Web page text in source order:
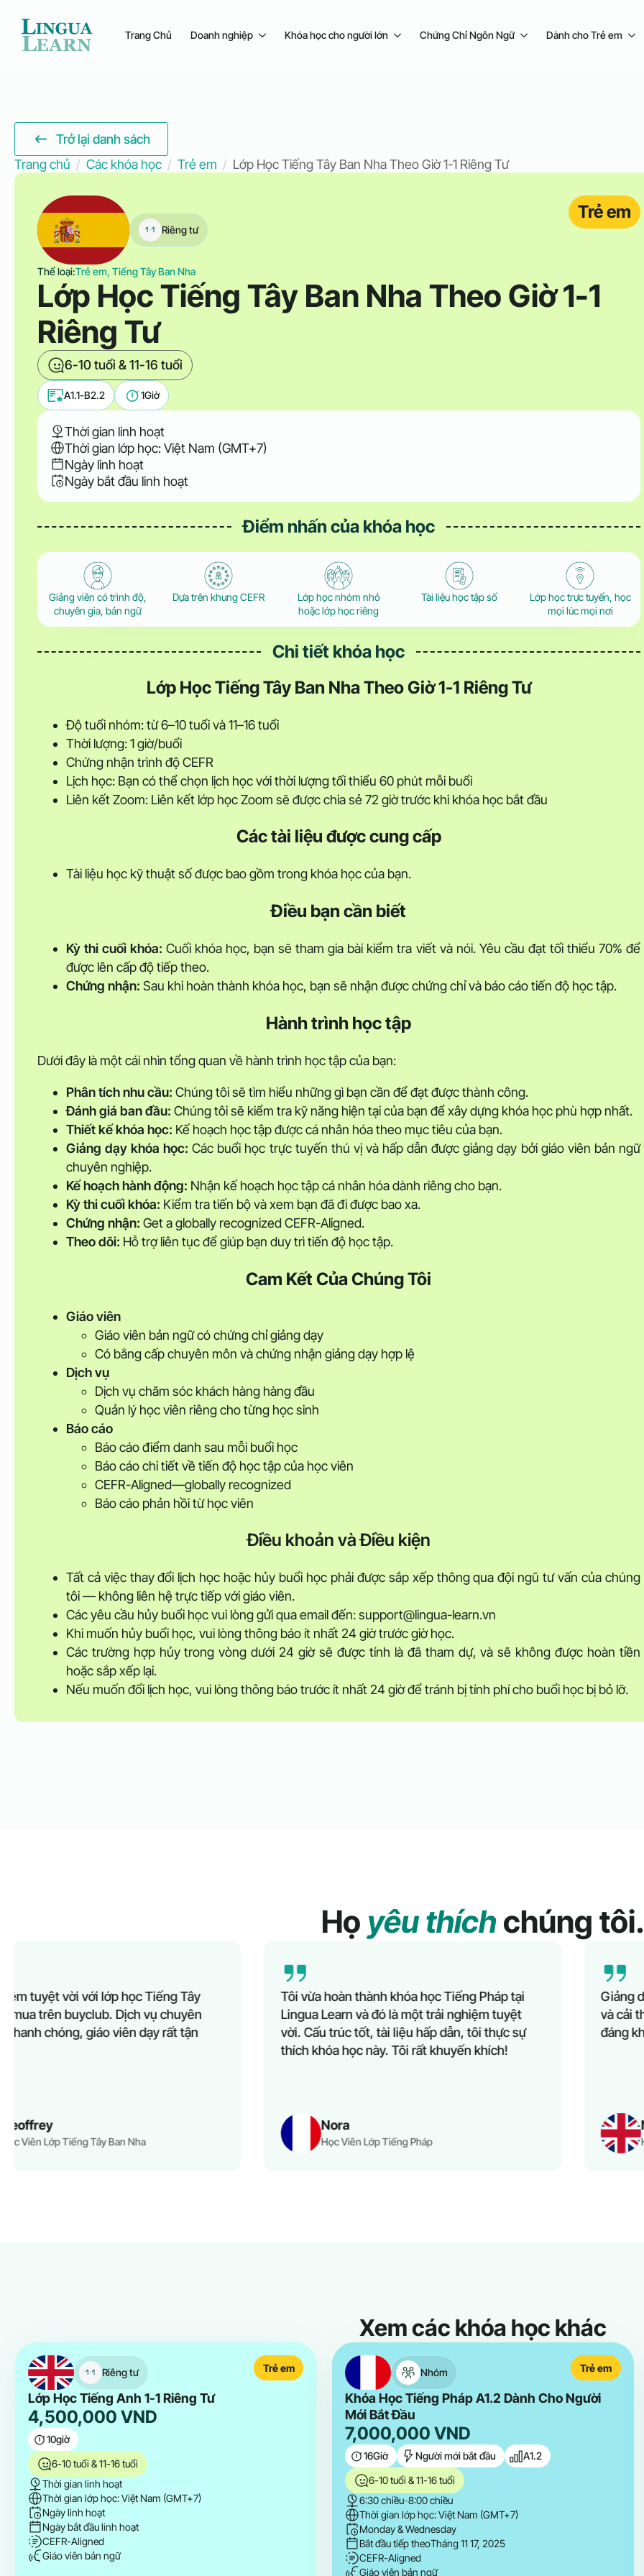
Trang Chủ Doanh nghiệp Khóa học cho người lớn Chứng Chỉ Ngôn Ngữ Dành cho Trẻ em
Trở lại danh sách
Trang chủ
Các khóa học Trẻ em Lớp Học Tiếng Tây Ban Nha Theo Giờ 1-1 Riêng Tư
Riêng tư
Thể loại:Trẻ em, Tiếng Tây Ban Nha
Lớp Học Tiếng Tây Ban Nha Theo Giờ 1-1
Riêng Tư
6-10 tuổi & 11-16 tuổi
Trẻ em
A1.1-B2.2 1Giờ
Thời gian linh hoạt
Thời gian lớp học: Việt Nam (GMT+7)
Ngày linh hoạt
Ngày bắt đầu linh hoạt
Điểm nhấn của khóa học
Giảng viên có trình độ,
chuyên gia, bản ngữ
Dựa trên khung CEFR
Lớp học nhóm nhỏ
hoặc lớp học riêng
Tài liệu học tập số
Lớp học trực tuyến, học
mọi lúc mọi nơi
Chi tiết khóa học
Lớp Học Tiếng Tây Ban Nha Theo Giờ 1-1 Riêng Tư
Độ tuổi nhóm: từ 6–10 tuổi và 11–16 tuổi
Thời lượng: 1 giờ/buổi
Chứng nhận trình độ CEFR
Lịch học: Bạn có thể chọn lịch học với thời lượng tối thiểu 60 phút mỗi buổi
Liên kết Zoom: Liên kết lớp học Zoom sẽ được chia sẻ 72 giờ trước khi khóa học bắt đầu
Các tài liệu được cung cấp
Tài liệu học kỹ thuật số được bao gồm trong khóa học của bạn.
Điều bạn cần biết
Kỳ thi cuối khóa: Cuối khóa học, bạn sẽ tham gia bài kiểm tra viết và nói. Yêu cầu đạt tối thiểu 70% để
được lên cấp độ tiếp theo.
Chứng nhận: Sau khi hoàn thành khóa học, bạn sẽ nhận được chứng chỉ và báo cáo tiến độ học tập.
Hành trình học tập
Dưới đây là một cái nhìn tổng quan về hành trình học tập của bạn:
Phân tích nhu cầu: Chúng tôi sẽ tìm hiểu những gì bạn cần để đạt được thành công.
Đánh giá ban đầu: Chúng tôi sẽ kiểm tra kỹ năng hiện tại của bạn để xây dựng khóa học phù hợp nhất.
Thiết kế khóa học: Kế hoạch học tập được cá nhân hóa theo mục tiêu của bạn.
Giảng dạy khóa học: Các buổi học trực tuyến thú vị và hấp dẫn được giảng dạy bởi giáo viên bản ngữ
chuyên nghiệp.
Kế hoạch hành động: Nhận kế hoạch học tập cá nhân hóa dành riêng cho bạn.
Kỳ thi cuối khóa: Kiểm tra tiến bộ và xem bạn đã đi được bao xa.
Chứng nhận: Get a globally recognized CEFR-Aligned.
Theo dõi: Hỗ trợ liên tục để giúp bạn duy trì tiến độ học tập.
Cam Kết Của Chúng Tôi
Giáo viên
Giáo viên bản ngữ có chứng chỉ giảng dạy
Có bằng cấp chuyên môn và chứng nhận giảng dạy hợp lệ
Dịch vụ
Dịch vụ chăm sóc khách hàng hàng đầu
Quản lý học viên riêng cho từng học sinh
Báo cáo
Báo cáo điểm danh sau mỗi buổi học
Báo cáo chi tiết về tiến độ học tập của học viên
CEFR-Aligned—globally recognized
Báo cáo phản hồi từ học viên
Điều khoản và Điều kiện
Tất cả việc thay đổi lịch học hoặc hủy buổi học phải được sắp xếp thông qua đội ngũ tư vấn của chúng
tôi — không liên hệ trực tiếp với giáo viên.
Các yêu cầu hủy buổi học vui lòng gửi qua email đến: support@lingua-learn.vn
Khi muốn hủy buổi học, vui lòng thông báo ít nhất 24 giờ trước giờ học.
Các trường hợp hủy trong vòng dưới 24 giờ sẽ được tính là đã tham dự, và sẽ không được hoàn tiền
hoặc sắp xếp lại.
Nếu muốn đổi lịch học, vui lòng thông báo trước ít nhất 24 giờ để tránh bị tính phí cho buổi học bị bỏ lỡ.
Họ yêu thíchchúng tôi.
Học Viên Lớp Tiếng Pháp
Tôi vừa hoàn thành khóa học Tiếng Pháp tại
Lingua Learn và đó là một trải nghiệm tuyệt
vời. Cấu trúc tốt, tài liệu hấp dẫn, tôi thực sự
Học Viên Lớp Tiếng Anh
Giảng dạy toàn diện, giáo viên giàu kiến thức,
và cải thiện trình độ trong thời gian ngắn. Rất
đáng khuyến nghị!
Xem các khóa học khác
Riêng tư
Lớp Học Tiếng Anh 1-1 Riêng Tư
4,500,000 VND
10giờ
Trẻ em
6-10 tuổi & 11-16 tuổi
Thời gian linh hoạt
Thời gian lớp học: Việt Nam (GMT+7)
Ngày linh hoạt
Ngày bắt đầu linh hoạt
CEFR-Aligned
Giáo viên bản ngữ
Nhóm
Khóa Học Tiếng Pháp A1.2 Dành Cho Người
Mới Bắt Đầu
7,000,000VND
16Giờ Người mới bắt đầu A1.2
Trẻ em
6-10 tuổi & 11-16 tuổi
6:30 chiều-8:00 chiều
Thời gian lớp học: Việt Nam (GMT+7)
Monday & Wednesday
Bắt đầu tiếp theoTháng 11 17, 2025
CEFR-Aligned
Giáo viên bản ngữ